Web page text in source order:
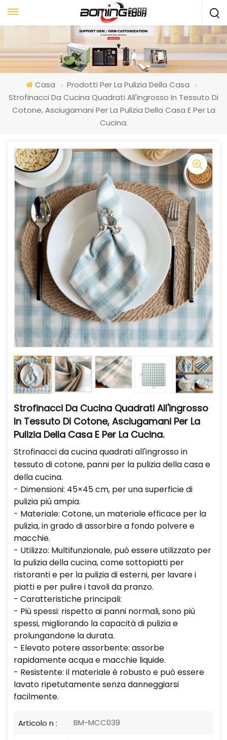
Casa
Prodotti Per La Pulizia Della Casa
Strofinacci Da Cucina Quadrati All'ingrosso In Tessuto Di
Cotone, Asciugamani Per La Pulizia Della Casa E Per La
Cucina.
Strofinacci Da Cucina Quadrati All'ingrosso
In Tessuto Di Cotone, Asciugamani Per La
Pulizia Della Casa E Per La Cucina.
Strofinacci da cucina quadrati all'ingrosso in
tessuto di cotone, panni per la pulizia della casa e
della cucina.
- Dimensioni: 45×45 cm, per una superficie di
pulizia più ampia.
- Materiale: Cotone, un materiale efficace per la
pulizia, in grado di assorbire a fondo polvere e
macchie.
- Utilizzo: Multifunzionale, può essere utilizzato per
la pulizia della cucina, come sottopiatti per
ristoranti e per la pulizia di esterni, per lavare i
piatti e per pulire i tavoli da pranzo.
- Caratteristiche principali:
- Più spessi: rispetto ai panni normali, sono più
spessi, migliorando la capacità di pulizia e
prolungandone la durata.
- Elevato potere assorbente: assorbe
rapidamente acqua e macchie liquide.
- Resistente: il materiale è robusto e può essere
lavato ripetutamente senza danneggiarsi
facilmente.
Articolo n : BM-MCC039